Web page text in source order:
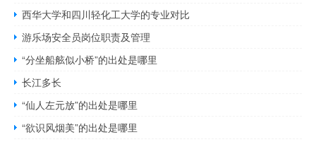
西华大学和四川轻化工大学的专业对比
游乐场安全员岗位职责及管理
“分坐船舷似小桥”的出处是哪里
长江多长
“仙人左元放”的出处是哪里
“欲识风烟美”的出处是哪里